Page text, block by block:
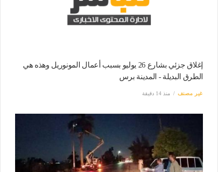
إغلاق جزئي بشارع 26 يوليو بسبب أعمال المونوريل وهذه هي
الطرق البديلة - المدينة برس
غير مصنف منذ 14 دقيقة